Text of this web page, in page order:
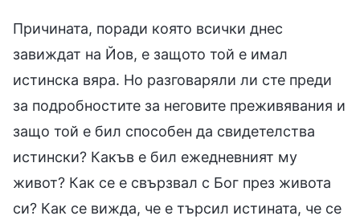
Причината, поради която всички днес
завиждат на Йов, е защото той е имал
истинска вяра. Но разговаряли ли сте преди
за подробностите за неговите преживявания и
защо той е бил способен да свидетелства
истински? Какъв е бил ежедневният му
живот? Как се е свързвал с Бог през живота
си? Как се вижда, че е търсил истината, че се